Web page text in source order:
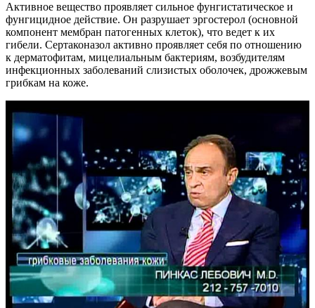
Активное вещество проявляет сильное фунгистатическое и
фунгицидное действие. Он разрушает эргостерол (основной
компонент мембран патогенных клеток), что ведет к их
гибели. Сертаконазол активно проявляет себя по отношению
к дерматофитам, мицелиальным бактериям, возбудителям
инфекционных заболеваний слизистых оболочек, дрожжевым
грибкам на коже.